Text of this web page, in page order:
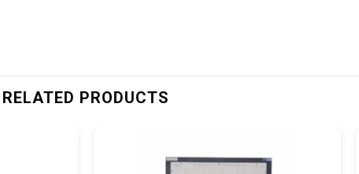
RELATED PRODUCTS